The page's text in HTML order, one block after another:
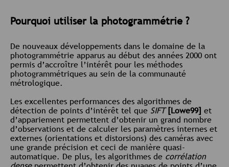
Pourquoi utiliser la photogrammétrie ?
De nouveaux développements dans le domaine de la
photogrammétrie apparus au début des années 2000 ont
permis d’accroître l’intérêt pour les méthodes
photogrammétriques au sein de la communauté
métrologique.
Les excellentes performances des algorithmes de
détection de points d’intérêt tel que SIFT [Lowe99] et
d’appariement permettent d’obtenir un grand nombre
d’observations et de calculer les paramètres internes et
externes (orientations et distorsions) des caméras avec
une grande précision et ceci de manière quasi-
automatique. De plus, les algorithmes de corrélation